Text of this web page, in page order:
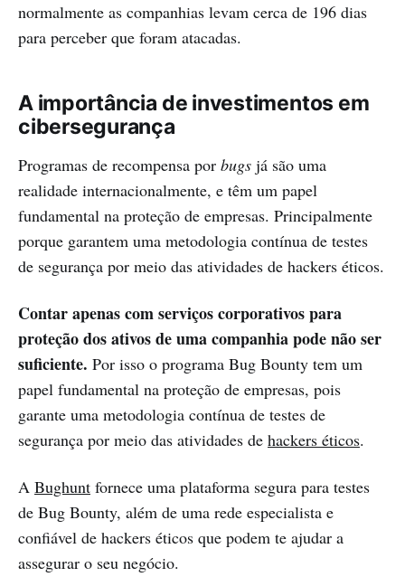
normalmente as companhias levam cerca de 196 dias
para perceber que foram atacadas.
A importância de investimentos em
cibersegurança
Programas de recompensa por bugs já são uma
realidade internacionalmente, e têm um papel
fundamental na proteção de empresas. Principalmente
porque garantem uma metodologia contínua de testes
de segurança por meio das atividades de hackers éticos.
Contar apenas com serviços corporativos para
proteção dos ativos de uma companhia pode não ser
suficiente. Por isso o programa Bug Bounty tem um
papel fundamental na proteção de empresas, pois
garante uma metodologia contínua de testes de
segurança por meio das atividades de hackers éticos.
A Bughunt fornece uma plataforma segura para testes
de Bug Bounty, além de uma rede especialista e
confiável de hackers éticos que podem te ajudar a
assegurar o seu negócio.